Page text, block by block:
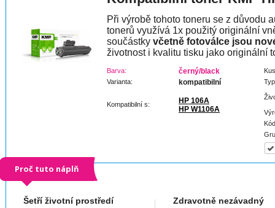
Při výrobě tohoto toneru se z důvodu
tonerů využívá 1x použitý originální
součástky včetně fotoválce jsou
životnost i kvalitu tisku jako originální
Barva: černý/black
Varianta: kompatibilní
Kompatibilní s:
HP 106A
HP W1106A
Proč tuto náplň
Šetří životní prostředí Zdravotně nezávadný